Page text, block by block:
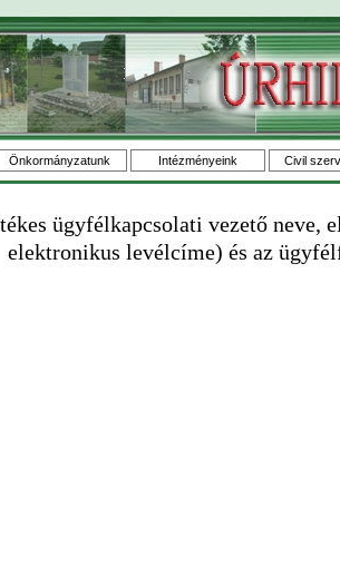
Önkormányzatunk Intézményeink Civil
ügyfélkapcsolati vezető neve,
elektronikus levélcíme) és az